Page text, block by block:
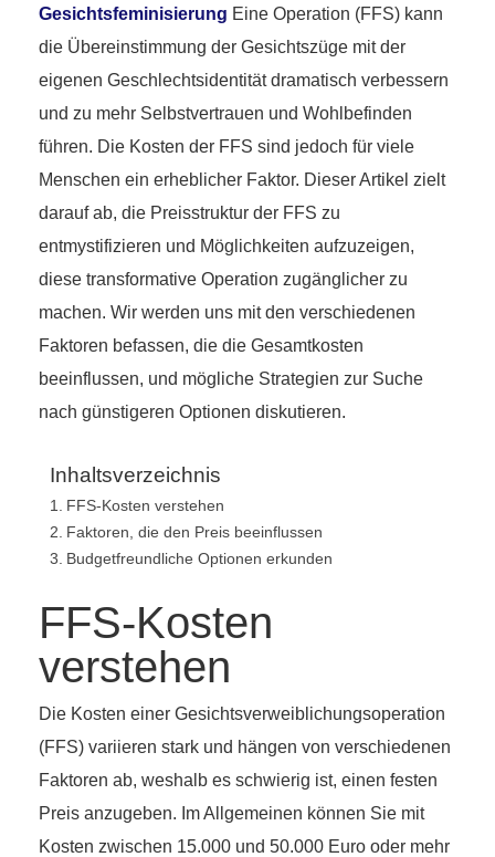
Gesichtsfeminisierung Eine Operation (FFS) kann
die Übereinstimmung der Gesichtszüge mit der
eigenen Geschlechtsidentität dramatisch verbessern
und zu mehr Selbstvertrauen und Wohlbefinden
führen. Die Kosten der FFS sind jedoch für viele
Menschen ein erheblicher Faktor. Dieser Artikel zielt
darauf ab, die Preisstruktur der FFS zu
entmystifizieren und Möglichkeiten aufzuzeigen,
diese transformative Operation zugänglicher zu
machen. Wir werden uns mit den verschiedenen
Faktoren befassen, die die Gesamtkosten
beeinflussen, und mögliche Strategien zur Suche
nach günstigeren Optionen diskutieren.
Inhaltsverzeichnis
FFS-Kosten verstehen
Faktoren, die den Preis beeinflussen
Budgetfreundliche Optionen erkunden
FFS-Kosten
verstehen
Die Kosten einer Gesichtsverweiblichungsoperation
(FFS) variieren stark und hängen von verschiedenen
Faktoren ab, weshalb es schwierig ist, einen festen
Preis anzugeben. Im Allgemeinen können Sie mit
Kosten zwischen 15.000 und 50.000 Euro oder mehr